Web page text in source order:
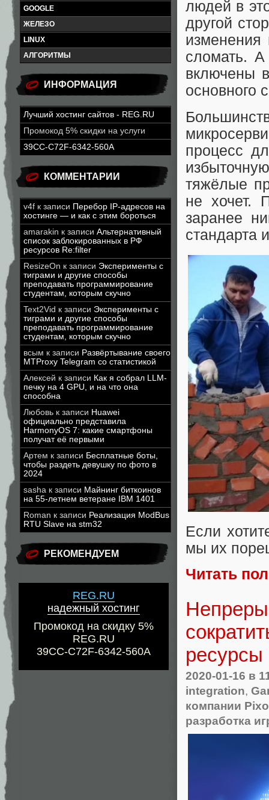
GOOGLE
ЖЕЛЕЗО
LINUX
АЛГОРИТМЫ
ИНФОРМАЦИЯ
Лучший хостинг сайтов - REG.RU
Промокод 5% скидки на услуги
39CC-C72F-6342-560A
КОММЕНТАРИИ
v4f к записи Перебор IP-адресов на
хостинге — и как с этим бороться
amarakin к записи Альтернативный
список заблокированных в РФ
ресурсов Re:filter
ResizeOn к записи Эксперименты с
тиграми и другие способы
преподавать программирование
студентам, которым скучно
Text2Vid к записи Эксперименты с
тиграми и другие способы
преподавать программирование
студентам, которым скучно
всым к записи Развёртывание своего
MTProxy Telegram со статистикой
Алексей к записи Как я собрал LLM-
печку на 4 GPU, и на что она
способна
Любовь к записи Huawei
официально представила
HarmonyOS 7: какие смартфоны
получат её первыми
Артем к записи Бесплатные боты,
чтобы раздеть девушку по фото в
2024
sasha к записи Майнинг биткоинов
на 55-летнем ветеране IBM 1401
Roman к записи Реализация ModBus
RTU Slave на stm32
РЕКОМЕНДУЕМ
REG.RU
надежный хостинг
Промокод на скидку 5%
REG.RU
39CC-C72F-6342-560A
людей в
другой
изменения
сломать.
включены
основного
процесс
тяжёлые
не хочет.
заранее
стандарта
Если
мы их
Читать
ресурсы
2020-01-16 в
integration,
компании
разработка